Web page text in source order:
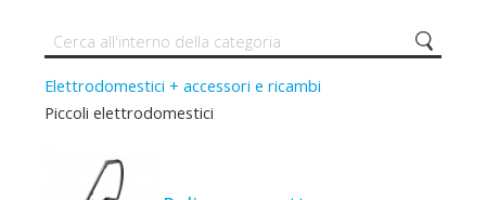
Elettrodomestici + accessori e ricambi
Piccoli elettrodomestici